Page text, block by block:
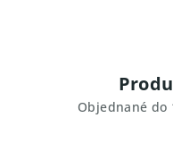
Objednané do